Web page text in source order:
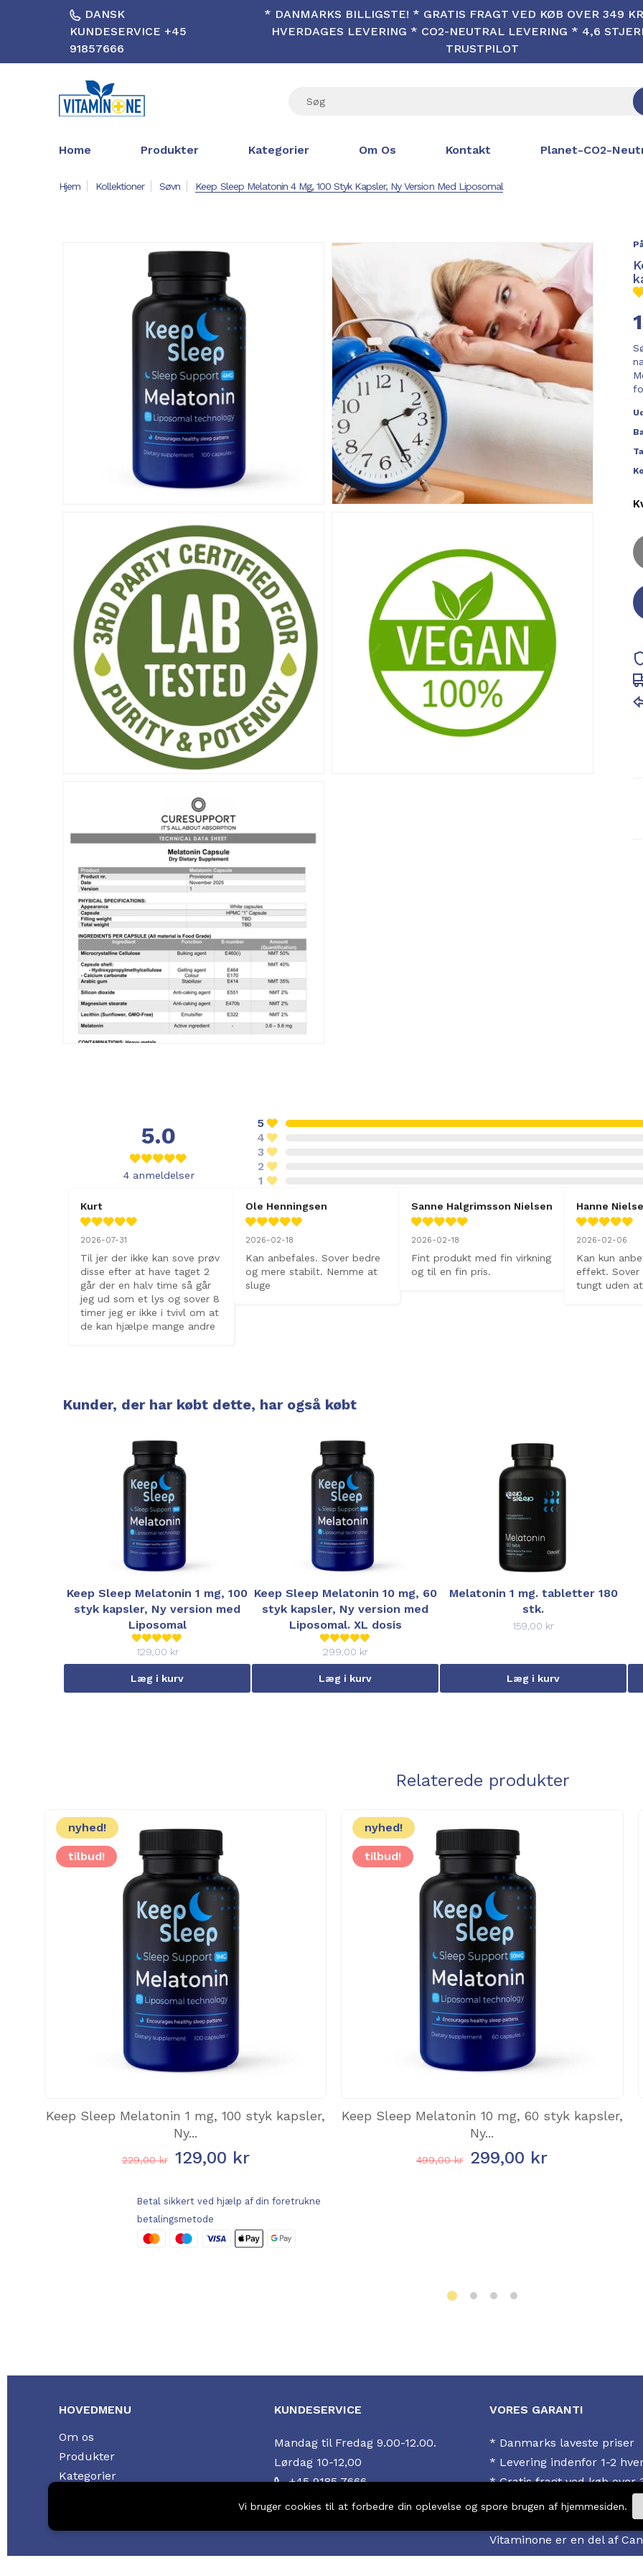
DANSK
KUNDESERVICE +45
91857666
* DANMARKS BILLIGSTE! * GRATIS FRAGT VED KØB OVER 349
HVERDAGES LEVERING * CO2-NEUTRAL LEVERING * 4,6
TRUSTPILOT
Home Produkter Kategorier Om Os Kontakt Planet-CO2-
Hjem Kollektioner Søvn Keep Sleep Melatonin 4 Mg, 100 Styk Kapsler, Ny Version Med Liposomal
5.0
4 anmeldelser
5
4
3
2
1
Kurt
2026-07-31
Til jer der ikke kan sove prøv
disse efter at have taget 2
går der en halv time så går
jeg ud som et lys og sover 8
timer jeg er ikke i tvivl om at
de kan hjælpe mange andre
Ole Henningsen
2026-02-18
Kan anbefales. Sover bedre
og mere stabilt. Nemme at
sluge
Sanne Halgrimsson Nielsen
2026-02-18
Fint produkt med fin virkning
og til en fin pris.
Hanne
2026-02-06
Kan kun
effekt. Sover
tungt uden
Kunder, der har købt dette, har også købt
Keep Sleep Melatonin 1 mg, 100
styk kapsler, Ny version med
Liposomal
129,00 kr
Læg i kurv
Keep Sleep Melatonin 10 mg, 60
styk kapsler, Ny version med
Liposomal. XL dosis
299,00 kr
Læg i kurv
Melatonin 1 mg. tabletter 180
stk.
159,00 kr
Læg i kurv
Relaterede produkter
nyhed!
tilbud!
Keep Sleep Melatonin 1 mg, 100 styk kapsler,
Ny...
229,00 kr 129,00 kr
Betal sikkert ved hjælp af din foretrukne
betalingsmetode
nyhed!
tilbud!
Keep Sleep Melatonin 10 mg, 60 styk kapsler,
Ny...
499,00 kr 299,00 kr
HOVEDMENU
Om os
Produkter
Kategorier
KUNDESERVICE
Mandag til Fredag 9.00-12.00.
Lørdag 10-12,00
+45 9185 7666
Email: info@vitaminone.dk.
VORES GARANTI
* Danmarks laveste priser
* Levering indenfor 1-2
* Gratis fragt ved køb over
* 14 dages returret
4,6 stjerner hos Trustpilot
Vitaminone er en del af
Europe LTD. VAT:
Vi bruger cookies til at forbedre din oplevelse og spore brugen af hjemmesiden.